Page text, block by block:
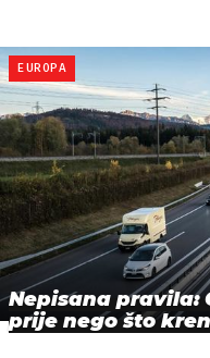
EUROPA
Nepisana pravila:
prije nego što